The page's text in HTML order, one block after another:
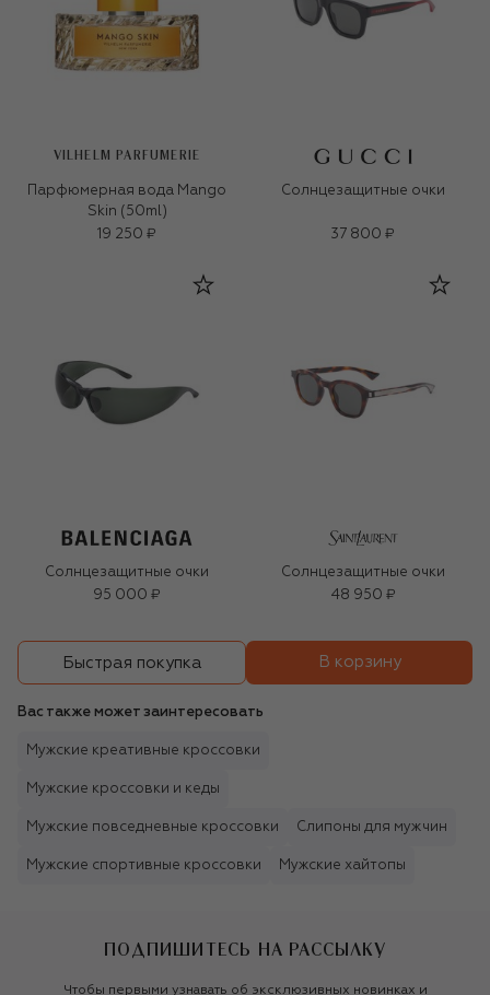
VILHELM PARFUMERIE
Парфюмерная вода Mango
Skin (50ml)
19 250 ₽
Солнцезащитные очки
37 800 ₽
Солнцезащитные очки
95 000 ₽
Солнцезащитные очки
48 950 ₽
Быстрая покупка В корзину
Вас также может заинтересовать
Мужские креативные кроссовки
Мужские кроссовки и кеды
Мужские повседневные кроссовки Слипоны для мужчин
Мужские спортивные кроссовки Мужские хайтопы
ПОДПИШИТЕСЬ НА РАССЫЛКУ
Чтобы первыми узнавать об эксклюзивных новинках и